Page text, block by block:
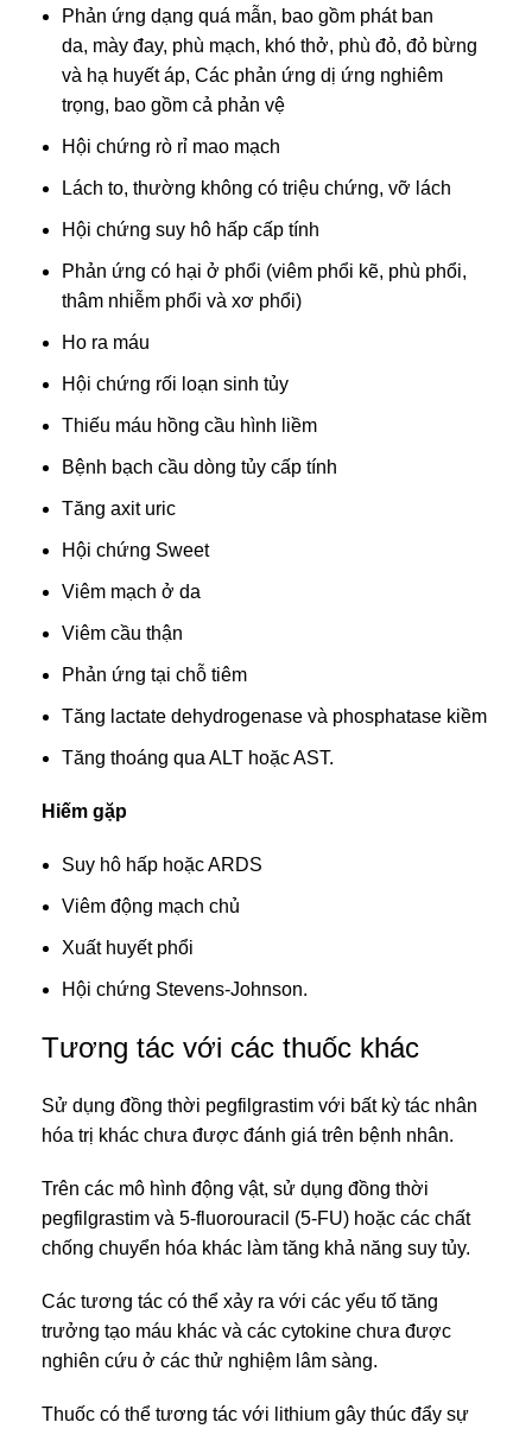
Phản ứng dạng quá mẫn, bao gồm phát ban
da, mày đay, phù mạch, khó thở, phù đỏ, đỏ bừng
và hạ huyết áp, Các phản ứng dị ứng nghiêm
trọng, bao gồm cả phản vệ
Hội chứng rò rỉ mao mạch
Lách to, thường không có triệu chứng, vỡ lách
Hội chứng suy hô hấp cấp tính
Phản ứng có hại ở phổi (viêm phổi kẽ, phù phổi,
thâm nhiễm phổi và xơ phổi)
Ho ra máu
Hội chứng rối loạn sinh tủy
Thiếu máu hồng cầu hình liềm
Bệnh bạch cầu dòng tủy cấp tính
Tăng axit uric
Hội chứng Sweet
Viêm mạch ở da
Viêm cầu thận
Phản ứng tại chỗ tiêm
Tăng lactate dehydrogenase và phosphatase kiềm
Tăng thoáng qua ALT hoặc AST.
Hiếm gặp
Suy hô hấp hoặc ARDS
Viêm động mạch chủ
Xuất huyết phổi
Hội chứng Stevens-Johnson.
Tương tác với các thuốc khác
Sử dụng đồng thời pegfilgrastim với bất kỳ tác nhân
hóa trị khác chưa được đánh giá trên bệnh nhân.
Trên các mô hình động vật, sử dụng đồng thời
pegfilgrastim và 5-fluorouracil (5-FU) hoặc các chất
chống chuyển hóa khác làm tăng khả năng suy tủy.
Các tương tác có thể xảy ra với các yếu tố tăng
trưởng tạo máu khác và các cytokine chưa được
nghiên cứu ở các thử nghiệm lâm sàng.
Thuốc có thể tương tác với lithium gây thúc đẩy sự